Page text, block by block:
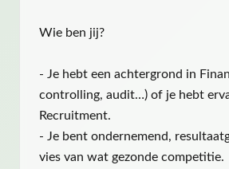
Wie ben jij?
- Je hebt een achtergrond in
controlling, audit…) of je hebt
Recruitment.
- Je bent ondernemend,
vies van wat gezonde competitie.